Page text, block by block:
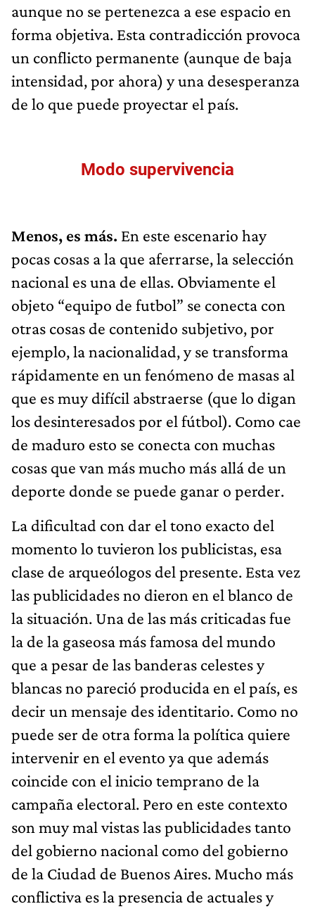
aunque no se pertenezca a ese espacio en
forma objetiva. Esta contradicción provoca
un conflicto permanente (aunque de baja
intensidad, por ahora) y una desesperanza
de lo que puede proyectar el país.
Modo supervivencia
Menos, es más. En este escenario hay
pocas cosas a la que aferrarse, la selección
nacional es una de ellas. Obviamente el
objeto “equipo de futbol” se conecta con
otras cosas de contenido subjetivo, por
ejemplo, la nacionalidad, y se transforma
rápidamente en un fenómeno de masas al
que es muy difícil abstraerse (que lo digan
los desinteresados por el fútbol). Como cae
de maduro esto se conecta con muchas
cosas que van más mucho más allá de un
deporte donde se puede ganar o perder.
La dificultad con dar el tono exacto del
momento lo tuvieron los publicistas, esa
clase de arqueólogos del presente. Esta vez
las publicidades no dieron en el blanco de
la situación. Una de las más criticadas fue
la de la gaseosa más famosa del mundo
que a pesar de las banderas celestes y
blancas no pareció producida en el país, es
decir un mensaje des identitario. Como no
puede ser de otra forma la política quiere
intervenir en el evento ya que además
coincide con el inicio temprano de la
campaña electoral. Pero en este contexto
son muy mal vistas las publicidades tanto
del gobierno nacional como del gobierno
de la Ciudad de Buenos Aires. Mucho más
conflictiva es la presencia de actuales y